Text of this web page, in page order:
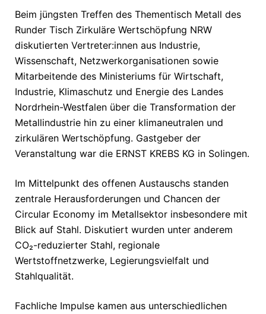
Beim jüngsten Treffen des Thementisch Metall des
Runder Tisch Zirkuläre Wertschöpfung NRW
diskutierten Vertreter:innen aus Industrie,
Wissenschaft, Netzwerkorganisationen sowie
Mitarbeitende des Ministeriums für Wirtschaft,
Industrie, Klimaschutz und Energie des Landes
Nordrhein-Westfalen über die Transformation der
Metallindustrie hin zu einer klimaneutralen und
zirkulären Wertschöpfung. Gastgeber der
Veranstaltung war die ERNST KREBS KG in Solingen.
Im Mittelpunkt des offenen Austauschs standen
zentrale Herausforderungen und Chancen der
Circular Economy im Metallsektor insbesondere mit
Blick auf Stahl. Diskutiert wurden unter anderem
CO₂-reduzierter Stahl, regionale
Wertstoffnetzwerke, Legierungsvielfalt und
Stahlqualität.
Fachliche Impulse kamen aus unterschiedlichen